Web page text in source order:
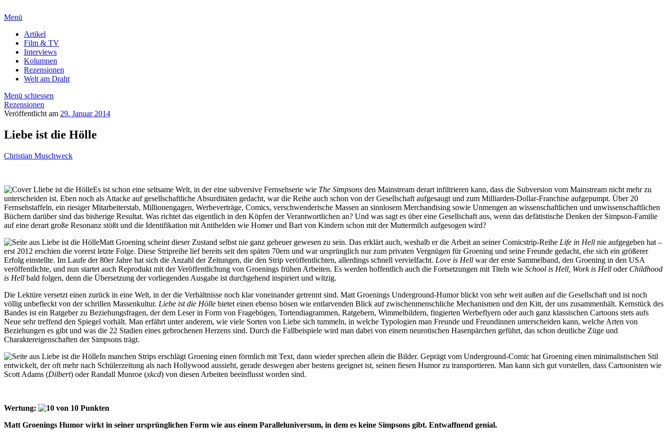
Menü
Artikel
Film & TV
Interviews
Kolumnen
Rezensionen
Welt am Draht
Menü schiessen
Rezensionen
Veröffentlicht am 29. Januar 2014
Liebe ist die Hölle
Christian Muschweck
Es ist schon eine seltsame Welt, in der eine subversive Fernsehserie wie The Simpsons den Mainstream derart infiltrieren kann, dass die Subversion vom Mainstream nicht mehr zu
unterscheiden ist. Eben noch als Attacke auf gesellschaftliche Absurditäten gedacht, war die Reihe auch schon von der Gesellschaft aufgesaugt und zum Milliarden-Dollar-Franchise aufgepumpt. Über 20
Fernsehstaffeln, ein riesiger Mitarbeiterstab, Millionengagen, Werbeverträge, Comics, verschwenderische Massen an sinnlosem Merchandising sowie Unmengen an wissenschaftlichen und unwissenschaftlichen
Büchern darüber sind das bisherige Resultat. Was richtet das eigentlich in den Köpfen der Verantwortlichen an? Und was sagt es über eine Gesellschaft aus, wenn das defätistische Denken der Simpson-Familie
auf eine derart große Resonanz stößt und die Identifikation mit Antihelden wie Homer und Bart von Kindern schon mit der Muttermilch aufgesogen wird?
Matt Groening scheint dieser Zustand selbst nie ganz geheuer gewesen zu sein. Das erklärt auch, weshalb er die Arbeit an seiner Comicstrip-Reihe Life in Hell nie aufgegeben hat –
erst 2012 erschien die vorerst letzte Folge. Diese Stripreihe lief bereits seit den späten 70ern und war ursprünglich nur zum privaten Vergnügen für Groening und seine Freunde gedacht, ehe sich ein größerer
Erfolg einstellte. Im Laufe der 80er Jahre hat sich die Anzahl der Zeitungen, die den Strip veröffentlichten, allerdings schnell vervielfacht. Love is Hell war der erste Sammelband, den Groening in den USA
veröffentlichte, und nun startet auch Reprodukt mit der Veröffentlichung von Groenings frühen Arbeiten. Es werden hoffentlich auch die Fortsetzungen mit Titeln wie School is Hell, Work is Hell oder Childhood
is Hell bald folgen, denn die Übersetzung der vorliegenden Ausgabe ist durchgehend inspiriert und witzig.
Die Lektüre versetzt einen zurück in eine Welt, in der die Verhältnisse noch klar voneinander getrennt sind. Matt Groenings Underground-Humor blickt von sehr weit außen auf die Gesellschaft und ist noch
völlig unbefleckt von der schrillen Massenkultur. Liebe ist die Hölle bietet einen ebenso bösen wie entlarvenden Blick auf zwischenmenschliche Mechanismen und den Kitt, der uns zusammenhält. Kernstück des
Bandes ist ein Ratgeber zu Beziehungsfragen, der dem Leser in Form von Fragebögen, Tortendiagrammen, Ratgebern, Wimmelbildern, fingierten Werbeflyern oder auch ganz klassischen Cartoons stets aufs
Neue sehr treffend den Spiegel vorhält. Man erfährt unter anderem, wie viele Sorten von Liebe sich tummeln, in welche Typologien man Freunde und Freundinnen unterscheiden kann, welche Arten von
Beziehungen es gibt und was die 22 Stadien eines gebrochenen Herzens sind. Durch die Fallbeispiele wird man dabei von einem neurotischen Hasenpärchen geführt, das schon deutliche Züge und
Charaktereigenschaften der Simpsons trägt.
In manchen Strips erschlägt Groening einen förmlich mit Text, dann wieder sprechen allein die Bilder. Geprägt vom Underground-Comic hat Groening einen minimalistischen Stil
entwickelt, der oft mehr nach Schülerzeitung als nach Hollywood aussieht, gerade deswegen aber bestens geeignet ist, seinen fiesen Humor zu transportieren. Man kann sich gut vorstellen, dass Cartoonisten wie
Scott Adams (Dilbert) oder Randall Munroe (xkcd) von diesen Arbeiten beeinflusst worden sind.
Wertung:
Matt Groenings Humor wirkt in seiner ursprünglichen Form wie aus einem Paralleluniversum, in dem es keine Simpsons gibt. Entwaffnend genial.